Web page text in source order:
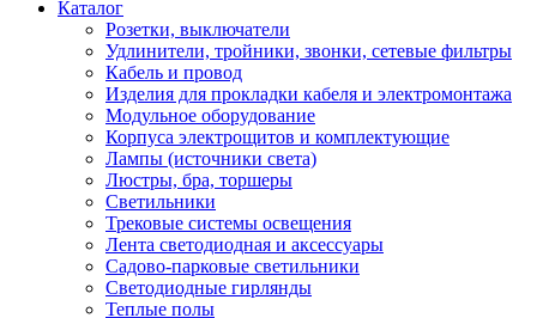
Каталог
Розетки, выключатели
Удлинители, тройники, звонки, сетевые фильтры
Кабель и провод
Изделия для прокладки кабеля и электромонтажа
Модульное оборудование
Корпуса электрощитов и комплектующие
Лампы (источники света)
Люстры, бра, торшеры
Светильники
Трековые системы освещения
Лента светодиодная и аксессуары
Садово-парковые светильники
Светодиодные гирлянды
Теплые полы